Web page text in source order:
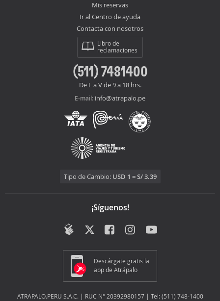
Mis reservas
Ir al Centro de ayuda
Contacta con nosotros
Libro de
reclamaciones
(511) 7481400
De L a V de 9 a 18 hrs.
E-mail: info@atrapalo.pe
Tipo de Cambio: USD 1 = S/ 3.39
¡Síguenos!
Descárgate gratis la
app de Atrápalo
ATRAPALO.PERU S.A.C. | RUC N° 20392980157 | Tel: (511) 748-1400